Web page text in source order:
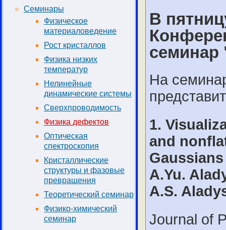
Семинары
Физическое
материаловедение
Рост кристаллов
Физика низких
температур
Нелинейные
динамические системы
Сверхпроводимость
Физика дефектов
Оптическая
спектроскопия
Кристаллические
структуры и фазовые
превращения
Теоретический семинар
Физико-химический
семинар
В
семинар
На
1.
and
A.Yu.
A.S.
Journal of